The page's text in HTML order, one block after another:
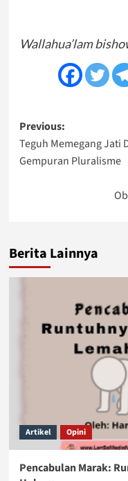
Wallahua’lam
Post
navigation
Previous:
Teguh Memegang Jati
Gempuran Pluralisme
Berita Lainnya
Artikel Opini
Pencabulan Marak: